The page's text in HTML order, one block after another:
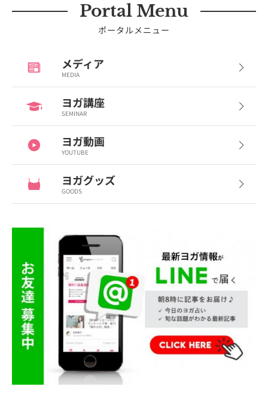
Portal Menu
ポータルメニュー
メディア
MEDIA
ヨガ講座
SEMINAR
ヨガ動画
YOUTUBE
ヨガグッズ
GOODS